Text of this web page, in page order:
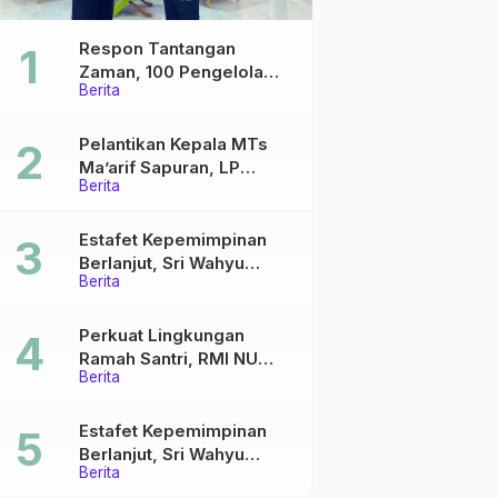
Berita
Respon Tantangan
Zaman, 100 Pengelola
Medsos Sekolah Ma’arif
Pelatihan Literasi Digital
Berita
Pelantikan Kepala MTs
Ma’arif Sapuran, LP
Ma’arif NU Wonosobo
Kepemimpinan Nahdliyah
Berita
Estafet Kepemimpinan
Berlanjut, Sri Wahyu
Susilowati Resmi Pimpin
Berita
Perkuat Lingkungan
Ramah Santri, RMI NU
Gelar ‘Sambang
Berita
Estafet Kepemimpinan
Berlanjut, Sri Wahyu
Susilowati Resmi Pimpin